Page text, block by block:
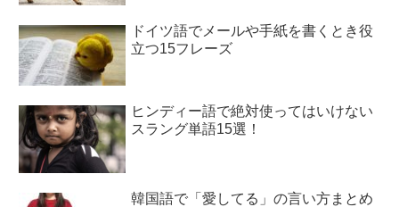
ドイツ語でメールや手紙を書くとき役
立つ15フレーズ
ヒンディー語で絶対使ってはいけない
スラング単語15選！
韓国語で「愛してる」の言い方まとめ